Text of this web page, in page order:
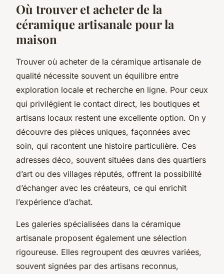
Où trouver et acheter de la
céramique artisanale pour la
maison
Trouver où acheter de la céramique artisanale de
qualité nécessite souvent un équilibre entre
exploration locale et recherche en ligne. Pour ceux
qui privilégient le contact direct, les boutiques et
artisans locaux restent une excellente option. On y
découvre des pièces uniques, façonnées avec
soin, qui racontent une histoire particulière. Ces
adresses déco, souvent situées dans des quartiers
d’art ou des villages réputés, offrent la possibilité
d’échanger avec les créateurs, ce qui enrichit
l’expérience d’achat.
Les galeries spécialisées dans la céramique
artisanale proposent également une sélection
rigoureuse. Elles regroupent des œuvres variées,
souvent signées par des artisans reconnus,